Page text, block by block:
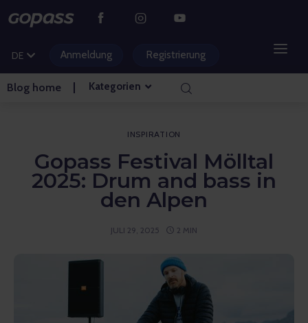
DE
CS
HU
Anmeldung Registrierung
Blog home Kategorien
WASSERPARKS
GOLF
VERGNÜGUNGSPARKS
VERANSTALTUNGEN
INSPIRATION
Gopass Festival Mölltal
2025: Drum and bass in
den Alpen
JULI 29, 2025 2 MIN